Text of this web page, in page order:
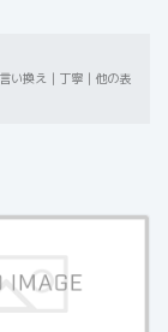
い換え｜丁寧｜他の表